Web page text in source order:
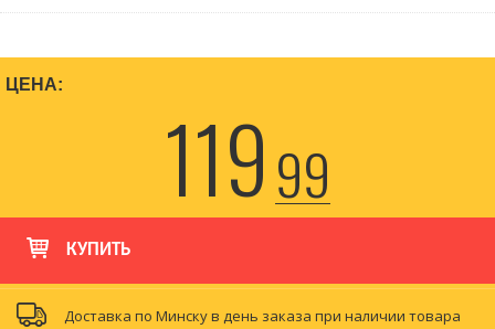
ЦЕНА:
11999
КУПИТЬ
Доставка по Минску в день заказа при наличии товара